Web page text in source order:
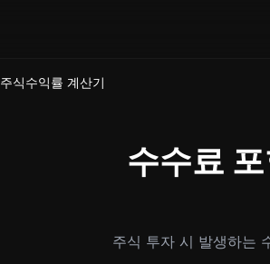
주식수익률 계산기
수수료
주식 투자 시 발생하는